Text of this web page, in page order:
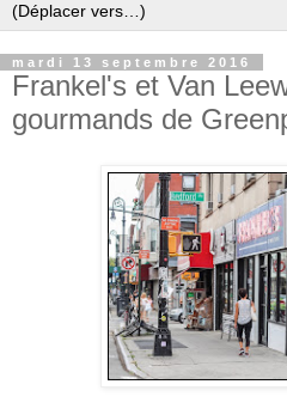
mardi 13 septembre 2016
Frankel's et Van
gourmands de